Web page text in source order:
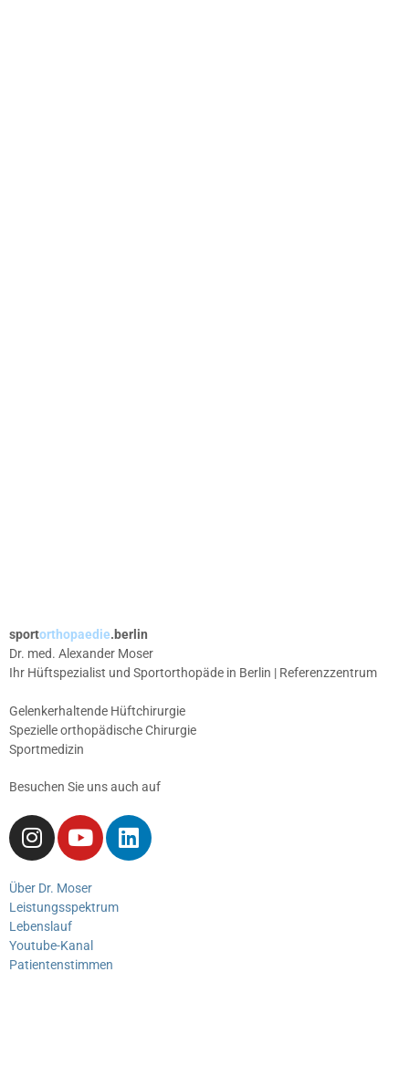
sportorthopaedie.berlin
Dr. med. Alexander Moser
Ihr Hüftspezialist und Sportorthopäde in Berlin | Referenzzentrum
Gelenkerhaltende Hüftchirurgie
Spezielle orthopädische Chirurgie
Sportmedizin
Besuchen Sie uns auch auf
Über Dr. Moser
Leistungsspektrum
Lebenslauf
Youtube-Kanal
Patientenstimmen